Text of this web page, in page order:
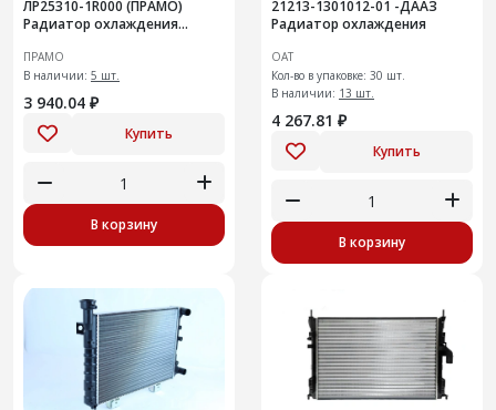
ЛР25310-1R000 (ПРАМО)
Радиатор охлаждения
ПРАМО
В наличии: 5 шт.
3 940.04 ₽
Купить
В корзину
21213-1301012-01 -ДААЗ
Радиатор охлаждения
ОАТ
Кол-во в упаковке: 30 шт.
В наличии: 13 шт.
4 267.81 ₽
Купить
В корзину